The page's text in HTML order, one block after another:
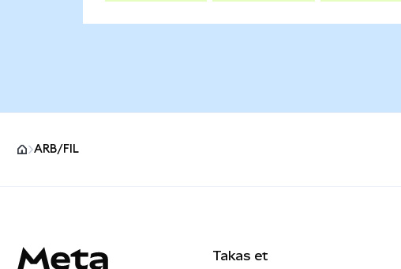
ARB/FIL
Takas et